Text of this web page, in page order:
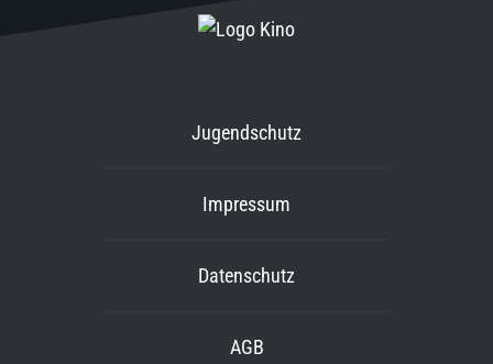
Jugendschutz
Impressum
Datenschutz
AGB